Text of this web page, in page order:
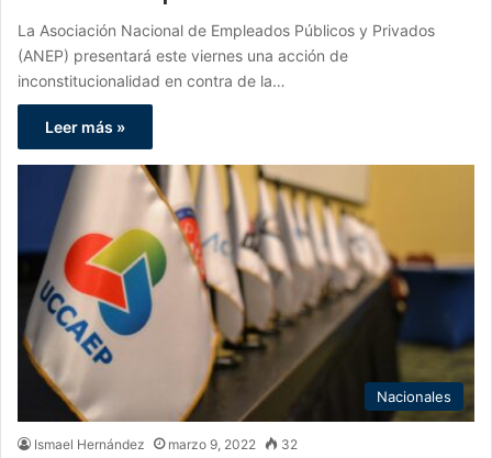
La Asociación Nacional de Empleados Públicos y Privados
(ANEP) presentará este viernes una acción de
inconstitucionalidad en contra de la…
Leer más »
Nacionales
Ismael Hernández marzo 9, 2022 32